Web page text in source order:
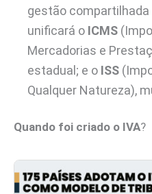
gestão
unificará o ICMS
Mercadorias e
estadual; e o ISS
Qualquer Natureza),
Quando foi criado o IVA?